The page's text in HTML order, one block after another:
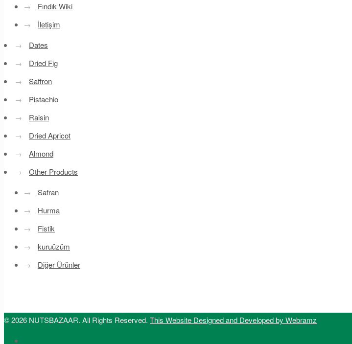
→
Fındık Wiki
→
İletişim
→
Dates
→
Dried Fig
→
Saffron
→
Pistachio
→
Raisin
→
Dried Apricot
→
Almond
→
Other Products
→
Safran
→
Hurma
→
Fistik
→
kuruüzüm
→
Diğer Ürünler
© 2026 NUTSBAZAAR. All Rights Reserved. This Website Designed and Developed by Webramz